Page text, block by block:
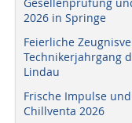
2026 in Springe
Feierliche
Technikerjahrgang
Lindau
Frische Impulse
Chillventa 2026